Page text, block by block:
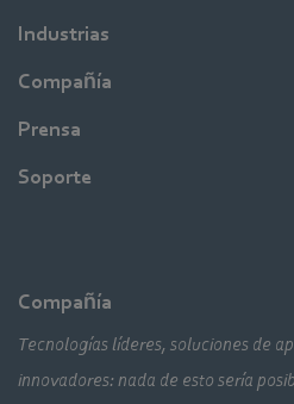
Industrias
Compañía
Prensa
Soporte
Compañía
Tecnologías líderes, soluciones de
innovadores: nada de esto sería